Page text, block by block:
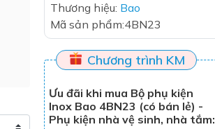
Vòi chậu rửa chén
Bếp gas âm bàn
Máy hút khói - hút mùi
Lò vi sóng - lò nướng - lò hấp
Phụ kiện nhà bếp
Tủ bảo quản rượu
Thương hiệu: Bao
Mã sản phẩm:4BN23
Chương trình KM
Ưu đãi khi mua Bộ phụ kiện
Inox Bao 4BN23 (có bán lẻ) -
Phụ kiện nhà vệ sinh, nhà tắm: